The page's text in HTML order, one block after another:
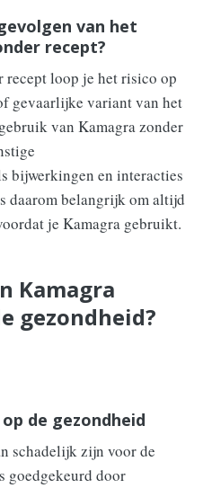
van het
recept?
recept loop je het risico op
gevaarlijke variant van het
van Kamagra zonder
bijwerkingen en interacties
daarom belangrijk om altijd
je Kamagra gebruikt.
Kamagra
gezondheid?
de gezondheid
schadelijk zijn voor de
goedgekeurd door